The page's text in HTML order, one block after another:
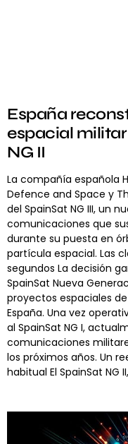
España
espacial
NG II
La compañía española
Defence and Space y
del SpainSat NG III, un
comunicaciones que
durante su puesta en
partícula espacial. Las
segundos La decisión
SpainSat Nueva
proyectos espaciales
España. Una vez
al SpainSat NG I,
comunicaciones
los próximos años. Un
habitual El SpainSat NG